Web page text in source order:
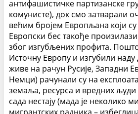
антифашистичке партизанске
комунисте), док смо затварали
већим бројем Европљана који
Европски бес такође
због изгубљених профита.
Источну Европу и изгубили наду
живе на рачун Русије, Западни
Немци) рачунали су на
земаља, ресурса и вредних људи
сада нестају (мада је неколико